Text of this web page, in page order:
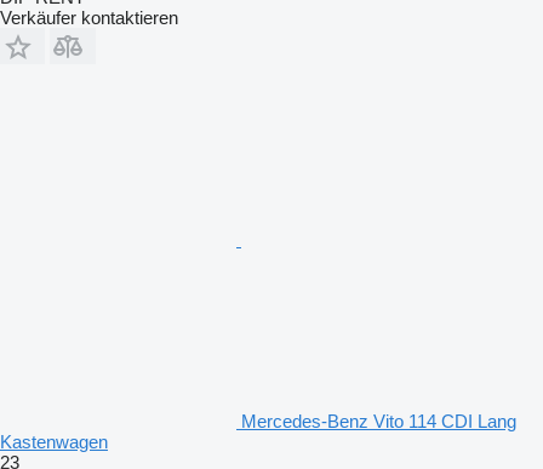
Verkäufer kontaktieren
Mercedes-Benz Vito 114 CDI Lang
Kastenwagen
23